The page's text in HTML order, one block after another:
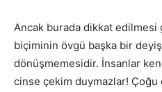
Ancak burada dikkat
biçiminin övgü başka bir
dönüşmemesidir. İnsanlar
cinse çekim duymazlar! Çoğu